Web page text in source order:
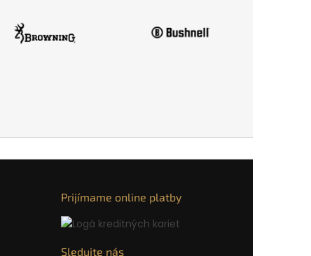
Prijímame online platby
Sledujte nás